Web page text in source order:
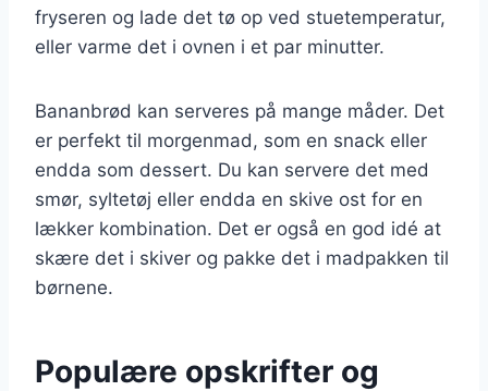
fryseren og lade det tø op ved stuetemperatur,
eller varme det i ovnen i et par minutter.
Bananbrød kan serveres på mange måder. Det
er perfekt til morgenmad, som en snack eller
endda som dessert. Du kan servere det med
smør, syltetøj eller endda en skive ost for en
lækker kombination. Det er også en god idé at
skære det i skiver og pakke det i madpakken til
børnene.
Populære opskrifter og